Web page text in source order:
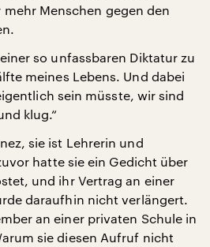
Menschen gegen den
so unfassbaren Diktatur zu
meines Lebens. Und dabei
sein müsste, wir sind
klug.“
sie ist Lehrerin und
hatte sie ein Gedicht über
und ihr Vertrag an einer
daraufhin nicht verlängert.
an einer privaten Schule in
sie diesen Aufruf nicht